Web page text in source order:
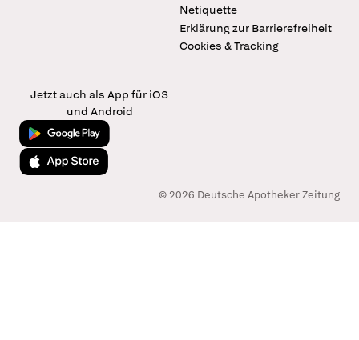
Netiquette
Erklärung zur Barrierefreiheit
Cookies & Tracking
Jetzt auch als App für iOS
und Android
Jetzt bei Google Play
Laden im App Store
© 2026 Deutsche Apotheker Zeitung